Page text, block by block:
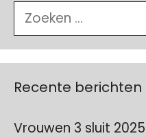
Zoek
naar:
Recente berichten
Vrouwen 3 sluit